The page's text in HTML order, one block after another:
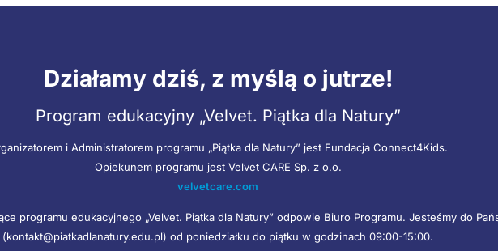
Działamy dziś, z myślą o jutrze!
Program edukacyjny „Velvet. Piątka dla Natury”
i Administratorem programu „Piątka dla Natury” jest Fundacja Connect4Kids.
Opiekunem programu jest Velvet CARE Sp. z o.o.
velvetcare.com
programu edukacyjnego „Velvet. Piątka dla Natury” odpowie Biuro Programu. Jesteśmy do
(kontakt@piatkadlanatury.edu.pl) od poniedziałku do piątku w godzinach 09:00-15:00.